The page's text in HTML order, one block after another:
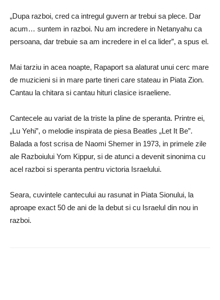
„Dupa razboi, cred ca intregul guvern ar trebui sa plece. Dar
acum… suntem in razboi. Nu am incredere in Netanyahu ca
persoana, dar trebuie sa am incredere in el ca lider”, a spus el.
Mai tarziu in acea noapte, Rapaport sa alaturat unui cerc mare
de muzicieni si in mare parte tineri care stateau in Piata Zion.
Cantau la chitara si cantau hituri clasice israeliene.
Cantecele au variat de la triste la pline de speranta. Printre ei,
„Lu Yehi”, o melodie inspirata de piesa Beatles „Let It Be”.
Balada a fost scrisa de Naomi Shemer in 1973, in primele zile
ale Razboiului Yom Kippur, si de atunci a devenit sinonima cu
acel razboi si speranta pentru victoria Israelului.
Seara, cuvintele cantecului au rasunat in Piata Sionului, la
aproape exact 50 de ani de la debut si cu Israelul din nou in
razboi.